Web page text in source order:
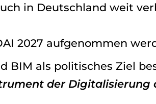
in Deutschland weit
2027 aufgenommen
BIM als politisches Ziel
der Digitalisierung